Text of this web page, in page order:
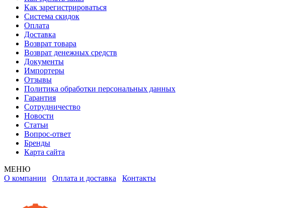
Как зарегистрироваться
Система скидок
Оплата
Доставка
Возврат товара
Возврат денежных средств
Документы
Импортеры
Отзывы
Политика обработки персональных данных
Гарантия
Сотрудничество
Новости
Статьи
Вопрос-ответ
Бренды
Карта сайта
МЕНЮ
О компании Оплата и доставка Контакты